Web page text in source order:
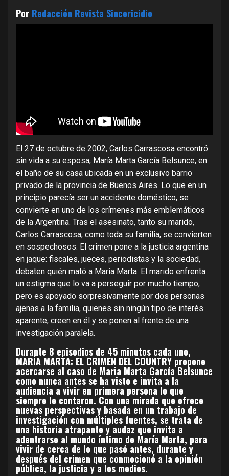
Por Redacción Revista Sincericidio
El 27 de octubre de 2002, Carlos Carrascosa encontró
sin vida a su esposa, María Marta García Belsunce, en
el baño de su casa ubicada en un exclusivo barrio
privado de la provincia de Buenos Aires. Lo que en un
principio parecía ser un accidente doméstico, se
convierte en uno de los crímenes más emblemáticos
de la Argentina. Tras el asesinato, tanto su marido,
Carlos Carrascosa, como toda su familia, se convierten
en sospechosos. El crimen pone a la justicia argentina
en jaque: fiscales, jueces, periodistas y la sociedad,
debaten quién mató a María Marta. El marido enfrenta
un estigma que lo va a perseguir por mucho tiempo,
pero es apoyado sorpresivamente por dos personas
ajenas a la familia, quienes sin ningún tipo de interés
aparente, creen en él y se ponen al frente de una
investigación paralela.
Durante 8 episodios de 45 minutos cada uno,
MARÍA MARTA: EL CRIMEN DEL COUNTRY propone
acercarse al caso de Maria Marta García Belsunce
como nunca antes se ha visto e invita a la
audiencia a vivir en primera persona lo que
siempre le contaron. Con una mirada que ofrece
nuevas perspectivas y basada en un trabajo de
investigación con múltiples fuentes, se trata de
una historia atrapante y audaz que invita a
adentrarse al mundo íntimo de María Marta, para
vivir de cerca de lo que pasó antes, durante y
después del crimen que conmocionó a la opinión
pública, la justicia y a los medios.